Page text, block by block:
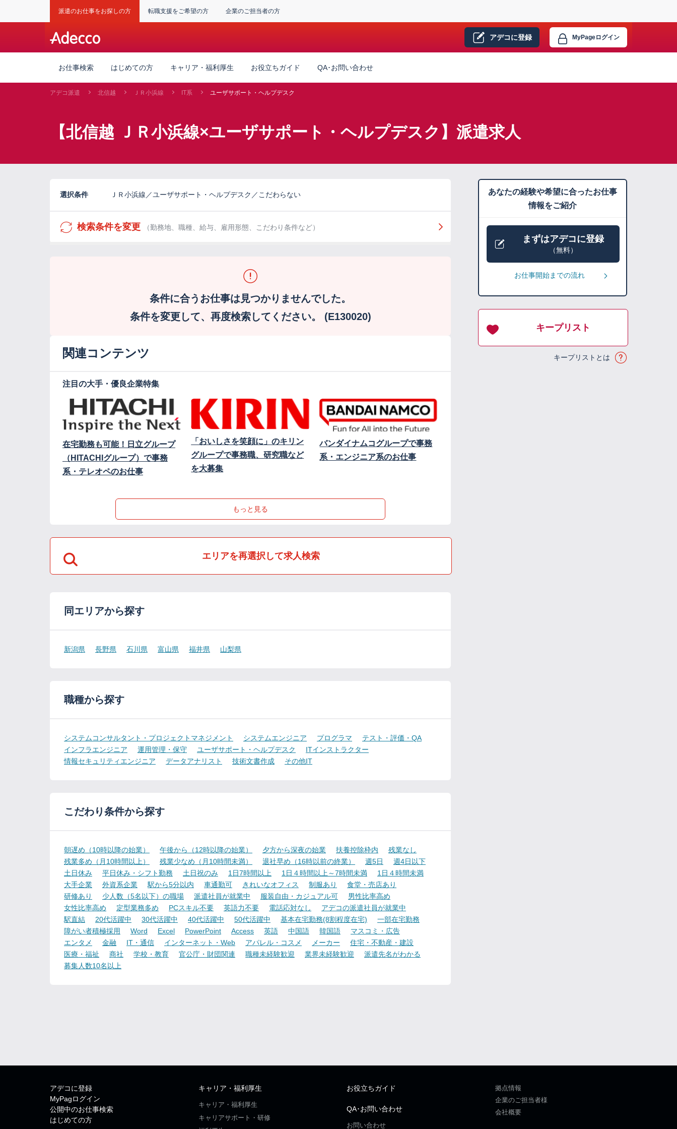
派遣のお仕事をお探しの方 転職支援をご希望の方 企業のご担当者の方
アデコに登録 MyPageログイン
お仕事検索 はじめての方 キャリア・福利厚生 お役立ちガイド QA･お問い合わせ
アデコ派遣 北信越 ＪＲ小浜線 IT系 ユーザサポート・ヘルプデスク
【北信越 ＪＲ小浜線×ユーザサポート・ヘルプデスク】派遣求人
選択条件 ＪＲ小浜線／ユーザサポート・ヘルプデスク／こだわらない
検索条件を変更 （勤務地、職種、給与、雇用形態、こだわり条件など）
条件に合うお仕事は見つかりませんでした。
条件を変更して、再度検索してください。 (E130020)
関連コンテンツ
注目の大手・優良企業特集
在宅勤務も可能！日立グループ
（HITACHIグループ）で事務
系・テレオペのお仕事
「おいしさを笑顔に」のキリン
グループで事務職、研究職など
を大募集
バンダイナムコグループで事務
系・エンジニア系のお仕事
もっと見る
エリアを再選択して求人検索
同エリアから探す
新潟県 長野県 石川県 富山県 福井県 山梨県
職種から探す
システムコンサルタント・プロジェクトマネジメント システムエンジニア プログラマ
テスト・評価・QA
インフラエンジニア
運用管理・保守 ユーザサポート・ヘルプデスク
ITインストラクター
情報セキュリティエンジニア
データアナリスト 技術文書作成 その他IT
こだわり条件から探す
朝遅め（10時以降の始業） 午後から（12時以降の始業） 夕方から深夜の始業 扶養控除枠内
残業なし
残業多め（月10時間以上）
残業少なめ（月10時間未満） 退社早め（16時以前の終業） 週5日
週4日以下
土日休み
平日休み・シフト勤務 土日祝のみ 1日7時間以上 1日４時間以上～7時間未満
1日４時間未満
大手企業
外資系企業 駅から5分以内 車通勤可 きれいなオフィス 制服あり
食堂・売店あり
研修あり
少人数（5名以下）の職場 派遣社員が就業中 服装自由・カジュアル可
男性比率高め
女性比率高め
定型業務多め PCスキル不要 英語力不要 電話応対なし
アデコの派遣社員が就業中
駅直結
20代活躍中 30代活躍中 40代活躍中 50代活躍中 基本在宅勤務(8割程度在宅)
一部在宅勤務
障がい者積極採用
Word Excel PowerPoint Access 英語 中国語 韓国語
マスコミ・広告
エンタメ
金融 IT・通信 インターネット・Web アパレル・コスメ メーカー
住宅・不動産・建設
医療・福祉
商社 学校・教育 官公庁・財団関連 職種未経験歓迎 業界未経験歓迎
派遣先名がわかる
募集人数10名以上
あなたの経験や希望に合ったお仕事
情報をご紹介
まずはアデコに登録
（無料）
お仕事開始までの流れ
キープリスト
キープリストとは
アデコに登録
MyPagログイン
公開中のお仕事検索
はじめての方
キャリア・福利厚生
キャリア・福利厚生
キャリアサポート・研修
お役立ちガイド
QA･お問い合わせ
お問い合わせ
拠点情報
企業のご担当者様
会社概要